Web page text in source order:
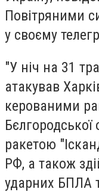
Повітряними
у своєму
"У ніч на 31
атакував
керованими
ракетою
РФ, а також
ударних БПЛА